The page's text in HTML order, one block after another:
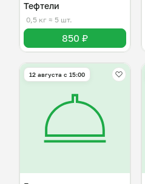
Тефтели
0,5 кг ≈ 5 шт.
850 ₽
12 августа с 15:00